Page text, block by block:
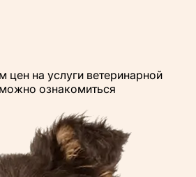
на услуги ветеринарной
ознакомиться